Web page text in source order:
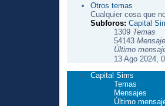
Otros temas
Cualquier cosa que
Subforos:Capital
1309 Temas
54143
Último
13 Ago 2024,
Capital Sims
Temas
Mensajes
Último